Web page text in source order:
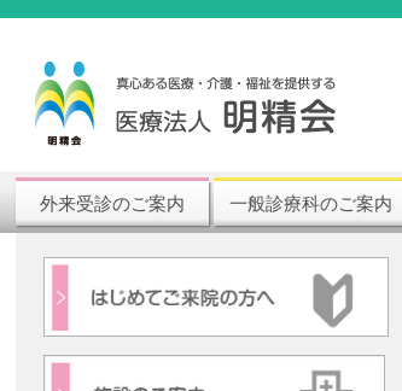
外来受診のご案内 一般診療科のご案内